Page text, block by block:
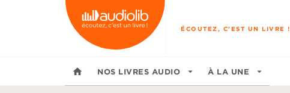
MENU RECHERCHE
ÉCOUTEZ, C'EST UN LIVRE !
home NOS LIVRES AUDIO arrow_drop_down À LA UNE arrow_drop_down